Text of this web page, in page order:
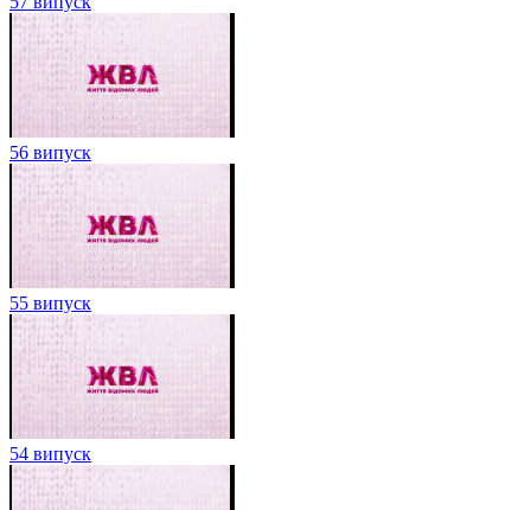
56 випуск
55 випуск
54 випуск